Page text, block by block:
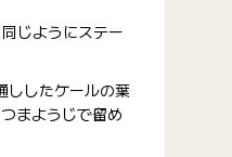
じようにステー
ししたケールの葉
まようじで留め